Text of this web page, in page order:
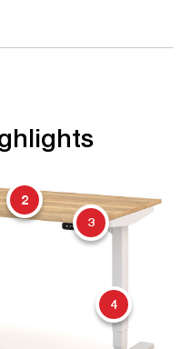
2
3
4